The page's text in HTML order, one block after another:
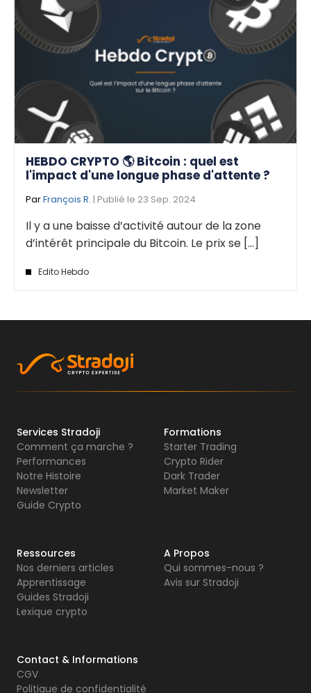
HEBDO CRYPTO 🌎 Bitcoin : quel est
l'impact d'une longue phase d'attente ?
ParFrançois R. | Publié le 23 Sep. 2024
Il y a une baisse d’activité autour de la zone
d’intérêt principale du Bitcoin. Le prix se [...]
Edito Hebdo
Services Stradoji
Comment ça marche ?
Performances
Notre Histoire
Newsletter
Guide Crypto
Formations
Starter Trading
Crypto Rider
Dark Trader
Market Maker
Ressources
Nos derniers articles
Apprentissage
Guides Stradoji
Lexique crypto
A Propos
Qui sommes-nous ?
Avis sur Stradoji
Contact & Informations
CGV
Politique de confidentialité